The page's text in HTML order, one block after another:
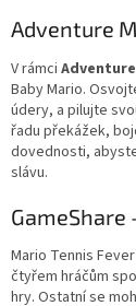
Adventure
V rámci
Baby Mario.
údery, a pilujte
řadu překážek,
dovednosti,
slávu.
Mario Tennis
čtyřem hráčům
hry. Ostatní se